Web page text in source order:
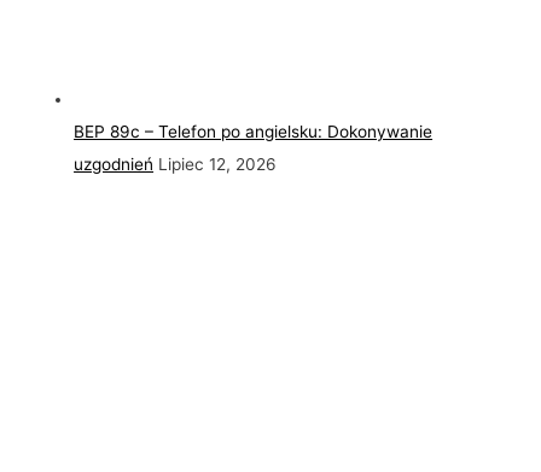
BEP 89c – Telefon po angielsku: Dokonywanie
uzgodnień Lipiec 12, 2026